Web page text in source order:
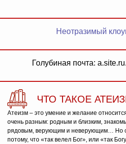
Неотразимый
Голубиная почта:
ЧТО ТАКОЕ
Атеизм – это умение и желание
очень разным: родным и близким,
рядовым, верующим и неверующим… Но
потому, что «так велел Бог», или «так